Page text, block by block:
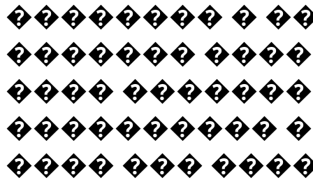
�������� �
�������
����
����������
���� ���